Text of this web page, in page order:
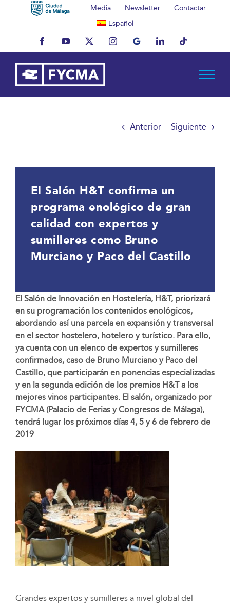
Media Newsletter
Contactar
Español
FacebookYouTubeX InstagramMyBusinessLinkedInTiktok
Anterior Siguiente
El Salón H&T confirma un
programa enológico de gran
calidad con expertos y
sumilleres como Bruno
Murciano y Paco del Castillo
El Salón de Innovación en Hostelería, H&T, priorizará
en su programación los contenidos enológicos,
abordando así una parcela en expansión y transversal
en el sector hostelero, hotelero y turístico. Para ello,
ya cuenta con un elenco de expertos y sumilleres
confirmados, caso de Bruno Murciano y Paco del
Castillo, que participarán en ponencias especializadas
y en la segunda edición de los premios H&T a los
mejores vinos participantes. El salón, organizado por
FYCMA (Palacio de Ferias y Congresos de Málaga),
tendrá lugar los próximos días 4, 5 y 6 de febrero de
2019
Grandes expertos y sumilleres a nivel global del